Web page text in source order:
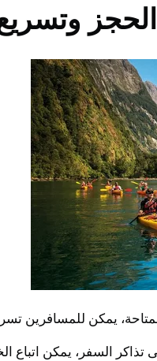
يمكن للمسافرين
السفر، يمكن اتباع